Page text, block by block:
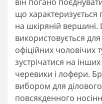
що
на шкіряній
використовується
офіційних
зустрічатися на
черевики і лофери.
вибором для
повсякденного